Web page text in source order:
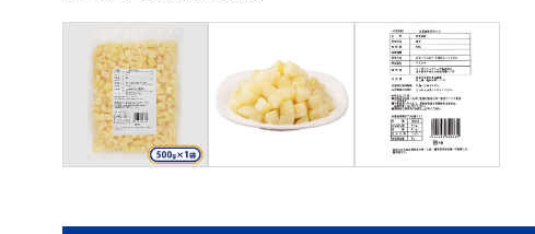
ペット用品
SHOP GUIDE
ご利用ガイド